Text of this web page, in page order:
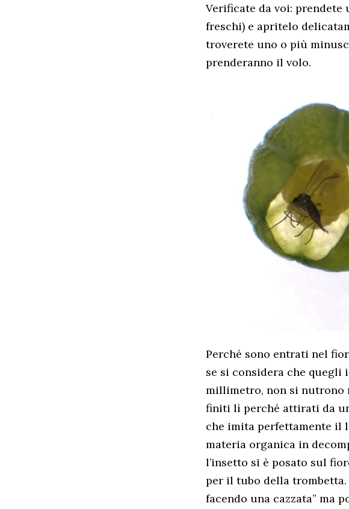
Verificate da voi:
freschi) e apritelo
troverete uno o più
prenderanno il volo.
Perché sono entrati nel
se si considera che
millimetro, non si nutrono
finiti lì perché attirati da
che imita perfettamente il
materia organica in
l’insetto si è posato sul
per il tubo della trombetta.
facendo una cazzata” ma